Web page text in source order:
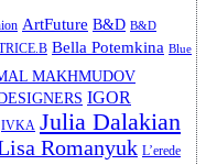
ArtFuture B&D B&D
Bella Potemkina Blue
MAKHMUDOV
IGOR
IVKA Julia Dalakian
Romanyuk L’erede